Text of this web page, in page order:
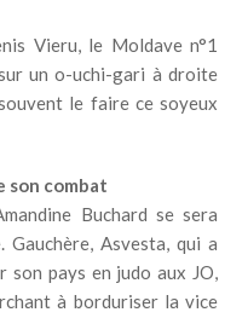
Vieru, le Moldave n°1
un o-uchi-gari à droite
le faire ce soyeux
son combat
Buchard se sera
Asvesta, qui a
son pays en judo aux JO,
à borduriser la vice